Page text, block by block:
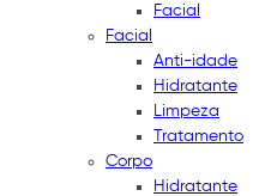
Facial
Facial
Anti-idade
Hidratante
Limpeza
Tratamento
Corpo
Hidratante